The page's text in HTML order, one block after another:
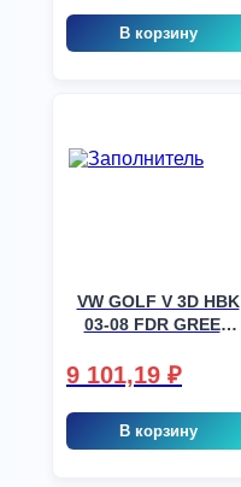
В корзину
VW GOLF V 3D HBK
03-08 FDR GREEN
9 101,19 ₽
В корзину